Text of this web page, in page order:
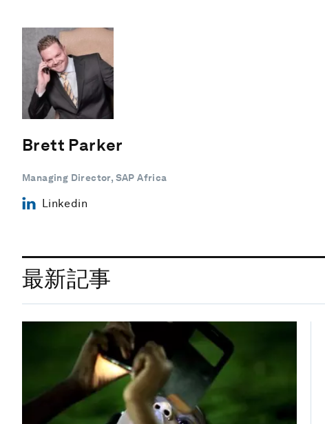
Brett Parker
Managing Director, SAP Africa
Linkedin
最新記事